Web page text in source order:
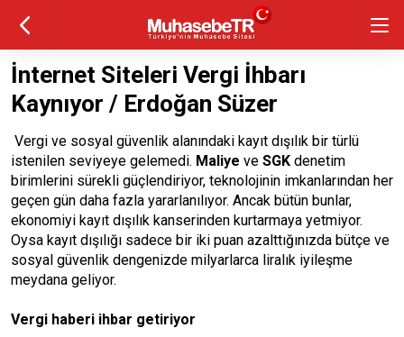
İnternet Siteleri Vergi İhbarı
Kaynıyor / Erdoğan Süzer
Vergi ve sosyal güvenlik alanındaki kayıt dışılık bir türlü
istenilen seviyeye gelemedi. Maliye ve SGK denetim
birimlerini sürekli güçlendiriyor, teknolojinin imkanlarından her
geçen gün daha fazla yararlanılıyor. Ancak bütün bunlar,
ekonomiyi kayıt dışılık kanserinden kurtarmaya yetmiyor.
Oysa kayıt dışılığı sadece bir iki puan azalttığınızda bütçe ve
sosyal güvenlik dengenizde milyarlarca liralık iyileşme
meydana geliyor.
Vergi haberi ihbar getiriyor